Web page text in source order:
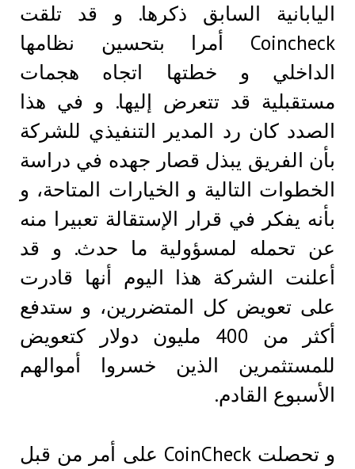
اليابانية السابق ذكرها. و قد تلقت
Coincheck أمرا بتحسين نظامها
الداخلي و خطتها اتجاه هجمات
مستقبلية قد تتعرض إليها. و في هذا
الصدد كان رد المدير التنفيذي للشركة
بأن الفريق يبذل قصار جهده في دراسة
الخطوات التالية و الخيارات المتاحة، و
بأنه يفكر في قرار الإستقالة تعبيرا منه
عن تحمله لمسؤولية ما حدث. و قد
أعلنت الشركة هذا اليوم أنها قادرت
على تعويض كل المتضررين، و ستدفع
أكثر من 400 مليون دولار كتعويض
للمستثمرين الذين خسروا أموالهم
الأسبوع القادم.
و تحصلت CoinCheck على أمر من قبل